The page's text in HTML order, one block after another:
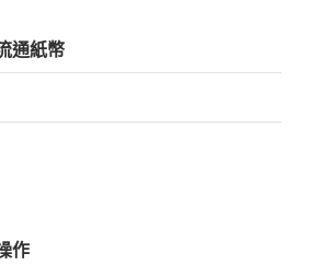
通紙幣
作